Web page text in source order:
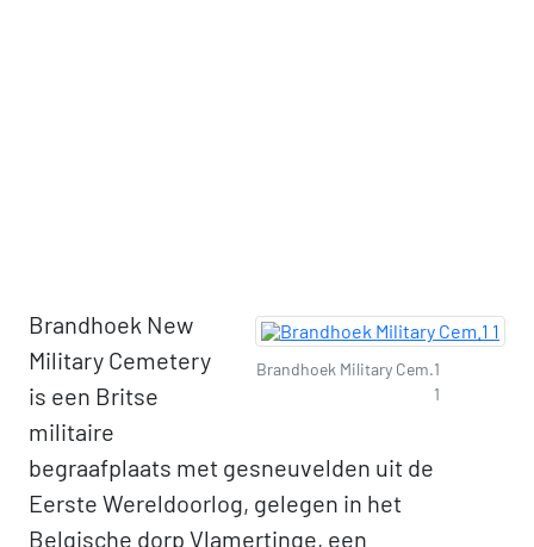
Brandhoek Military Cem.1
1
Brandhoek New
Military Cemetery
is een Britse
militaire
begraafplaats met gesneuvelden uit de
Eerste Wereldoorlog, gelegen in het
Belgische dorp Vlamertinge, een